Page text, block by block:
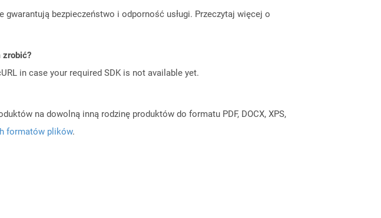
bezpieczeństwo i odporność usługi. Przeczytaj więcej o
zrobić?
in case your required SDK is not available yet.
na dowolną inną rodzinę produktów do formatu PDF, DOCX, XPS,
formatów plików.